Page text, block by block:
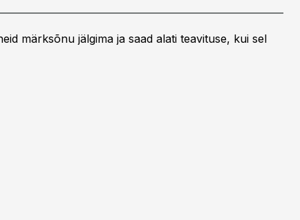
märksõnu jälgima ja saad alati teavituse, kui sel